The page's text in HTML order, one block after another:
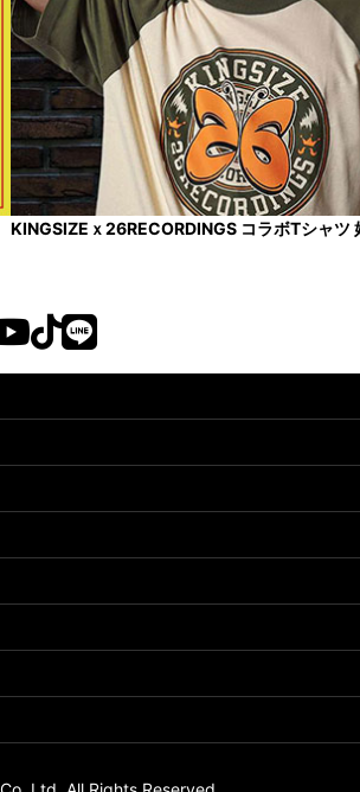
KINGSIZEｘ26RECORDINGS コラボTシャツ